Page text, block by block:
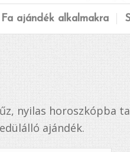
Fa ajándék alkalmakra
nyilas horoszkópba
ajándék.